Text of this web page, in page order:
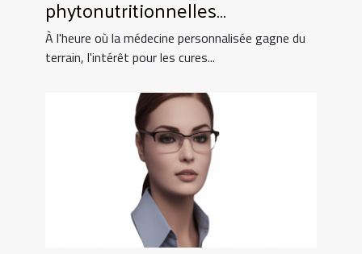
phytonutritionnelles
personnalisées en 2023
À l'heure où la médecine personnalisée gagne du
terrain, l'intérêt pour les cures...